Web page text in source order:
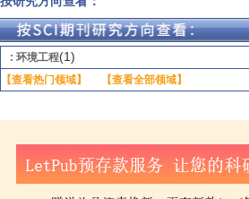
: 环境工程(1)
【查看热门领域】 【查看全部领域】